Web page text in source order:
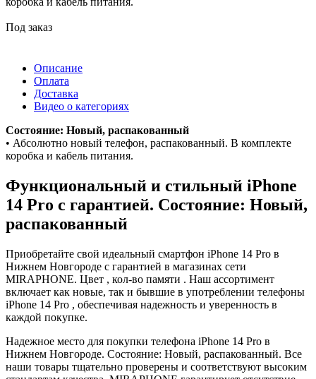
Под заказ
Описание
Оплата
Доставка
Видео о категориях
Состояние: Новый, распакованный
• Абсолютно новый телефон, распакованный. В комплекте
коробка и кабель питания.
Функциональный и стильный iPhone
14 Pro с гарантией. Состояние: Новый,
распакованный
Приобретайте свой идеальный смартфон iPhone 14 Pro в
Нижнем Новгороде с гарантией в магазинах сети
MIRAPHONE. Цвет , кол-во памяти . Наш ассортимент
включает как новые, так и бывшие в употреблении телефоны
iPhone 14 Pro , обеспечивая надежность и уверенность в
каждой покупке.
Надежное место для покупки телефона iPhone 14 Pro в
Нижнем Новгороде. Состояние: Новый, распакованный. Все
наши товары тщательно проверены и соответствуют высоким